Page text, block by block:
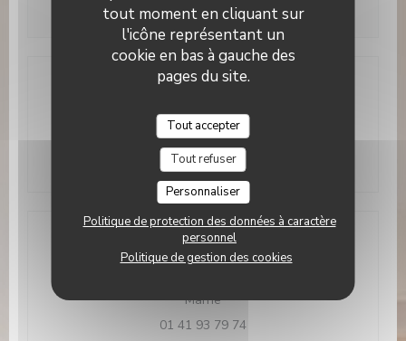
tout moment en cliquant sur
l'icône représentant un
cookie en bas à gauche des
pages du site.
Tout accepter
Tout refuser
Personnaliser
Politique de protection des données à caractère
personnel
Politique de gestion des cookies
RER E NOGENT LE PERREUX
Adresse
Marne((ouvre une nouvelle fenêtre))
01 41 93 79 74